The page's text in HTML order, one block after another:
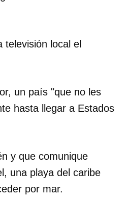
televisión local el
un país "que no les
hasta llegar a Estados
y que comunique
una playa del caribe
por mar.